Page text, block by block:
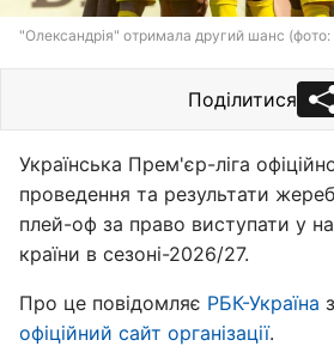
"Олександрія" отримала другий шанс
Поділитися
Українська Прем'єр-ліга
проведення та результати
плей-оф за право виступати у
країни в сезоні-2026/27.
Про це повідомляє РБК-Україна
офіційний сайт організації.